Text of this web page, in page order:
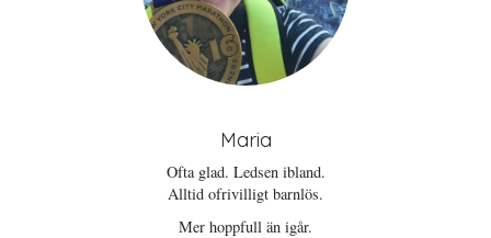
Maria
Ofta glad. Ledsen ibland.
Alltid ofrivilligt barnlös.
Mer hoppfull än igår.